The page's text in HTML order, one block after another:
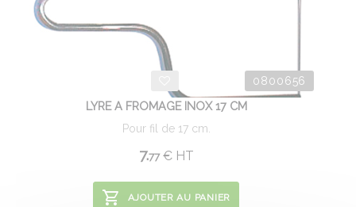
0800656
LYRE A FROMAGE INOX 17 CM
Pour fil de 17 cm.
7.77 €HT
AJOUTER AU PANIER